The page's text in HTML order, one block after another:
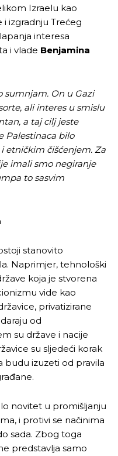
Izraelu kao
izgradnju Trećeg
interesa
i vlade Benjamina
sumnjam. On u Gazi
ali interes u smislu
a taj cilj jeste
Palestinaca bilo
etničkim čišćenjem. Za
imali smo negiranje
to sasvim
stanovito
Naprimjer, tehnološki
koja je stvorena
vide kao
privatizirane
od
su države i nacije
su sljedeći korak
budu izuzeti od pravila
novitet u promišljanju
i protivi se načinima
sada. Zbog toga
predstavlja samo